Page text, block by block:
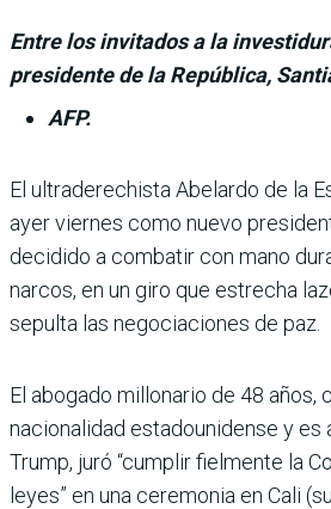
Entre los invitados a la
presidente de la República,
AFP.
El ultraderechista Abe­lardo de la
ayer viernes como nuevo
decidido a combatir con mano
narcos, en un giro que estrecha
sepulta las negociaciones de paz.
El abogado millonario de 48 años,
nacionalidad estadouni­dense y es
Trump, juró “cumplir fiel­mente la
leyes” en una ceremonia en Cali